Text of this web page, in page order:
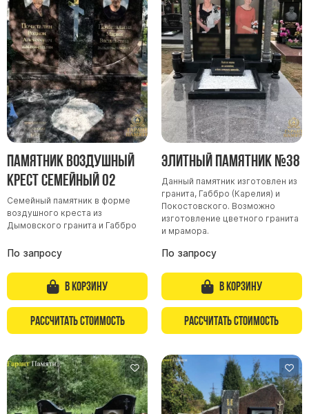
Памятник Воздушный
крест семейный 02
Семейный памятник в форме
воздушного креста из
Дымовского гранита и Габбро
По запросу
В корзину
Рассчитать стоимость
Элитный памятник №38
Данный памятник изготовлен из
гранита, Габбро (Карелия) и
Покостовского. Возможно
изготовление цветного гранита
и мрамора.
По запросу
В корзину
Рассчитать стоимость